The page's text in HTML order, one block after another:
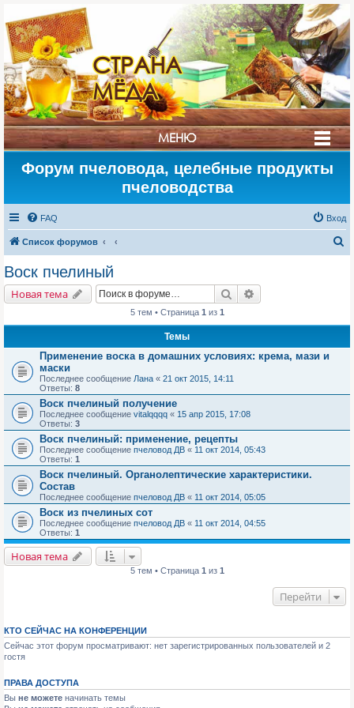
СТРАНА
МЁДА
МЕНЮ
Форум пчеловода, целебные продукты
пчеловодства
FAQ Вход
Список форумов
Воск пчелиный
Новая тема Поиск
5 тем • Страница 1 из 1
Темы
Применение воска в домашних условиях: крема, мази и
маски
Последнее сообщение Лана « 21 окт 2015, 14:11
Ответы: 8
Воск пчелиный получение
Последнее сообщение vitalqqqq « 15 апр 2015, 17:08
Ответы: 3
Воск пчелиный: применение, рецепты
Последнее сообщение пчеловод ДВ « 11 окт 2014, 05:43
Ответы: 1
Воск пчелиный. Органолептические характеристики.
Состав
Последнее сообщение пчеловод ДВ « 11 окт 2014, 05:05
Воск из пчелиных сот
Последнее сообщение пчеловод ДВ « 11 окт 2014, 04:55
Ответы: 1
Новая тема
5 тем • Страница 1 из 1
Перейти
КТО СЕЙЧАС НА КОНФЕРЕНЦИИ
Сейчас этот форум просматривают: нет зарегистрированных пользователей и 2
гостя
ПРАВА ДОСТУПА
Вы не можете начинать темы